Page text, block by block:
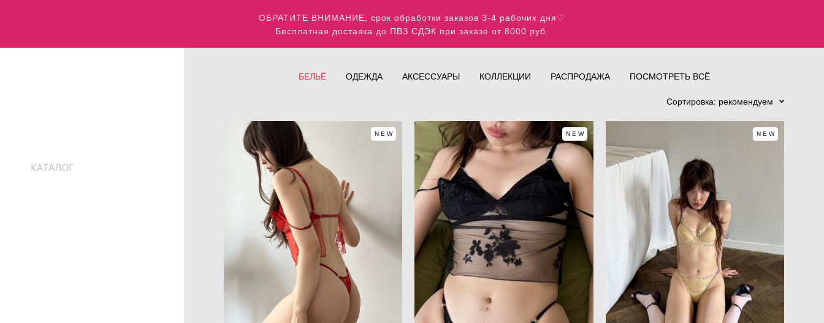
ОБРАТИТЕ ВНИМАНИЕ, срок обработки заказов 3-4 рабочих дня♡
Бесплатная доставка до ПВЗ СДЭК при заказе от 8000 руб.
КАТАЛОГ
БЕЛЬЁ ОДЕЖДА АКСЕССУАРЫ КОЛЛЕКЦИИ РАСПРОДАЖА ПОСМОТРЕТЬ ВСЁ
Сортировка: рекомендуем
NEW NEW NEW